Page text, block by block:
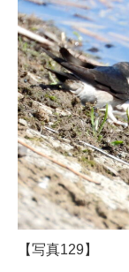
【写真129】